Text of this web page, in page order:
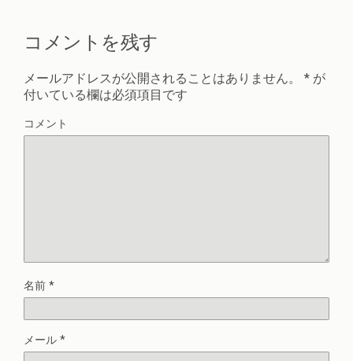
コメントを残す
メールアドレスが公開されることはありません。 * が
付いている欄は必須項目です
コメント
名前 *
メール *